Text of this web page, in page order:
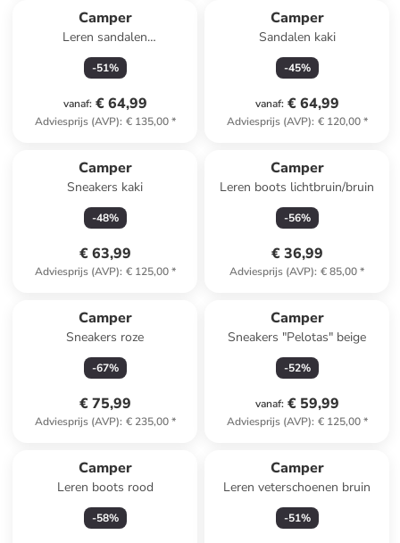
Camper
Leren sandalen
rood/lichtroze/zwart
-51%
vanaf: € 64,99
Adviesprijs (AVP): € 135,00*
Camper
Sandalen kaki
-45%
vanaf: € 64,99
Adviesprijs (AVP): € 120,00*
Camper
Sneakers kaki
-48%
€ 63,99
Adviesprijs (AVP): € 125,00*
Camper
Leren boots lichtbruin/bruin
-56%
€ 36,99
Adviesprijs (AVP): € 85,00*
Camper
Sneakers roze
-67%
€ 75,99
Adviesprijs (AVP): € 235,00*
Camper
Sneakers "Pelotas" beige
-52%
vanaf: € 59,99
Adviesprijs (AVP): € 125,00*
Camper
Leren boots rood
-58%
Camper
Leren veterschoenen bruin
-51%